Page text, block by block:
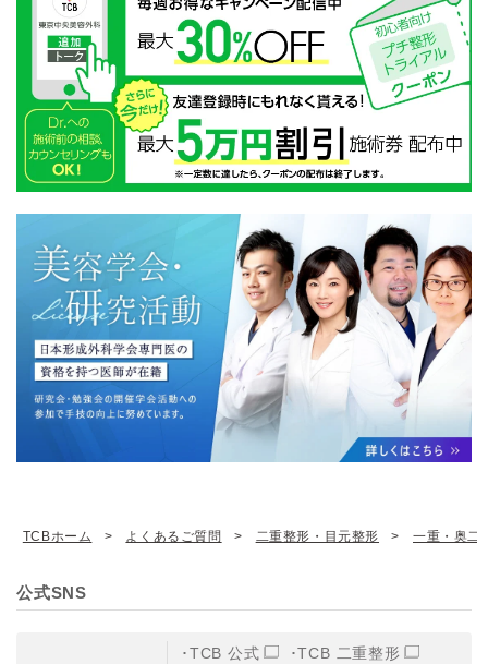
TCBホーム よくあるご質問 二重整形・目元整形 一重・奥二
公式SNS
TCB 公式
TCB 二重整形